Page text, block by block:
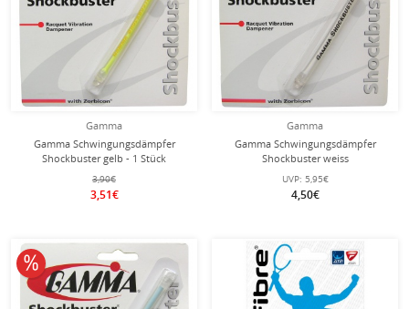
Gamma
Gamma Schwingungsdämpfer
Shockbuster gelb - 1 Stück
3,90€
3,51€
Gamma
Gamma Schwingungsdämpfer
Shockbuster weiss
UVP: 5,95€
4,50€
10% reduziert